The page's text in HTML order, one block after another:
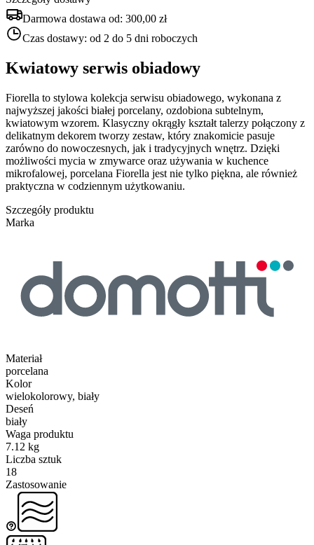
Darmowa dostawa od: 300,00 zł
Czas dostawy: od 2 do 5 dni roboczych
Kwiatowy serwis obiadowy
Fiorella to stylowa kolekcja serwisu obiadowego, wykonana z
najwyższej jakości białej porcelany, ozdobiona subtelnym,
kwiatowym wzorem. Klasyczny okrągły kształt talerzy połączony z
delikatnym dekorem tworzy zestaw, który znakomicie pasuje
zarówno do nowoczesnych, jak i tradycyjnych wnętrz. Dzięki
możliwości mycia w zmywarce oraz używania w kuchence
mikrofalowej, porcelana Fiorella jest nie tylko piękna, ale również
praktyczna w codziennym użytkowaniu.
Szczegóły produktu
Marka
Materiał
porcelana
Kolor
wielokolorowy, biały
Deseń
biały
Waga produktu
7.12 kg
Liczba sztuk
18
Zastosowanie